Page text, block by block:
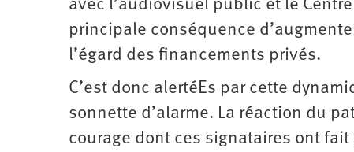
avec l’audiovisuel public et le
principale conséquence
l’égard des financements privés.
C’est donc alertéEs par cette
sonnette d’alarme. La réaction du
courage dont ces signataires ont